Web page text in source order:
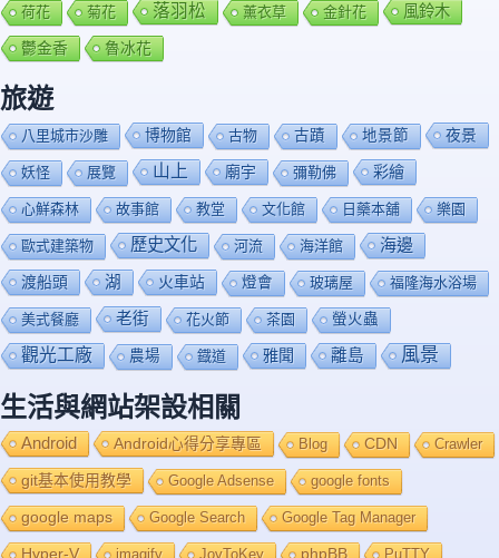
荷花 菊花 落羽松 薰衣草 金針花 風鈴木
鬱金香 魯冰花
旅遊
八里城市沙雕 博物館 古物 古蹟 地景節 夜景
妖怪 展覽 山上 廟宇 彌勒佛 彩繪
心鮮森林 故事館 教堂 文化館 日藥本舖 樂園
歐式建築物 歷史文化 河流 海洋館 海邊
渡船頭 湖 火車站 燈會 玻璃屋 福隆海水浴場
美式餐廳 老街 花火節 茶園 螢火蟲
觀光工廠 農場 鐡道 雅聞 離島 風景
生活與網站架設相關
Android Android心得分享專區 Blog CDN Crawler
git基本使用教學 Google Adsense google fonts
google maps Google Search Google Tag Manager
Hyper-V imagify JoyToKey phpBB PuTTY